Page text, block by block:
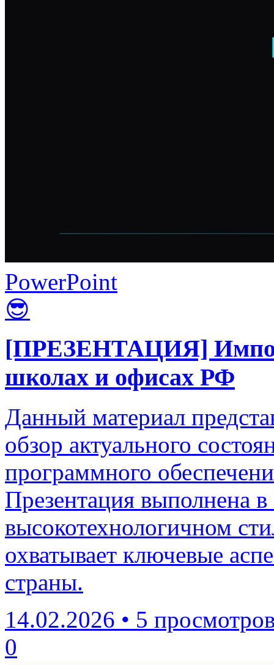
PowerPoint
😎
[ПРЕЗЕНТАЦИЯ]
школах и офисах РФ
Данный материал
обзор актуального
программного
Презентация выполнена
высокотехнологичном
охватывает ключевые
страны.
14.02.2026 • 5
0